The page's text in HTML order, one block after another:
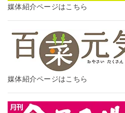
媒体紹介ページはこちら
媒体紹介ページはこちら